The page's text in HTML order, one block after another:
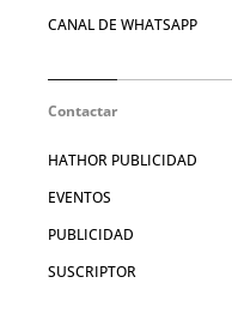
CANAL DE WHATSAPP
Contactar
HATHOR PUBLICIDAD
EVENTOS
PUBLICIDAD
SUSCRIPTOR